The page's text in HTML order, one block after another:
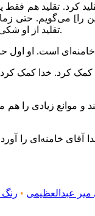
تقلید کرد. تقلید
را] می‌گویم. حتی
تقلید از او شکی نداشت، اما الان با بودن آقای خامنه‌ای نوبت به دیگران نمی‌رسد. و این را هم باید ترویج کرد. با این بلاهایی که ایشان داشته و دارد.
کمک کرد. خدا کمک
و موانع زیادی را
خدا آقای خامنه‌ای
عبدالعظیمی • رنگ